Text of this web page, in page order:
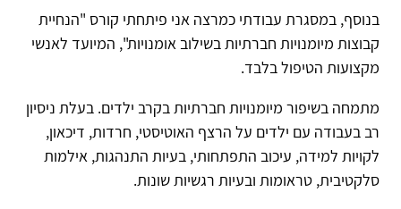
בנוסף, במסגרת עבודתי כמרצה אני פיתחתי קורס "הנחיית
קבוצות מיומנויות חברתיות בשילוב אומנויות", המיועד לאנשי
מקצועות הטיפול בלבד.
מתמחה בשיפור מיומנויות חברתיות בקרב ילדים. בעלת ניסיון
רב בעבודה עם ילדים על הרצף האוטיסטי, חרדות, דיכאון,
לקויות למידה, עיכוב התפתחותי, בעיות התנהגות, אילמות
סלקטיבית, טראומות ובעיות רגשיות שונות.